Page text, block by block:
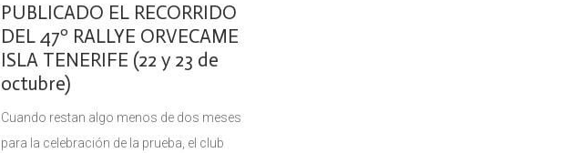
PUBLICADO EL RECORRIDO
DEL 47º RALLYE ORVECAME
ISLA TENERIFE (22 y 23 de
octubre)
Cuando restan algo menos de dos meses
para la celebración de la prueba, el club